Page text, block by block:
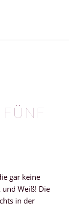
gar keine
Weiß! Die
in der